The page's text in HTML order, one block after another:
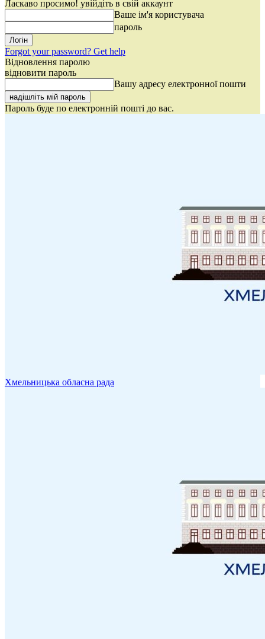
Ласкаво просимо! увійдіть в свій аккаунт
Ваше ім'я користувача
пароль
Forgot your password? Get help
Відновлення паролю
відновити пароль
Вашу адресу електронної пошти
Пароль буде по електронній пошті до вас.
Хмельницька обласна рада